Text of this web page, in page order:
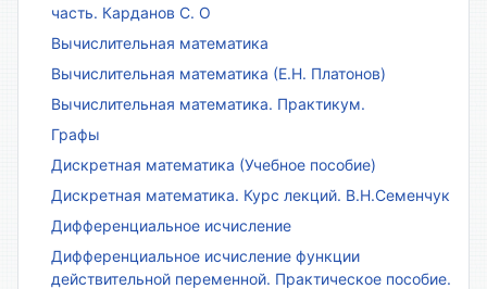
часть. Карданов С. О
Вычислительная математика
Вычислительная математика (Е.Н. Платонов)
Вычислительная математика. Практикум.
Графы
Дискретная математика (Учебное пособие)
Дискретная математика. Курс лекций. В.Н.Семенчук
Дифференциальное исчисление
Дифференциальное исчисление функции
действительной переменной. Практическое пособие.